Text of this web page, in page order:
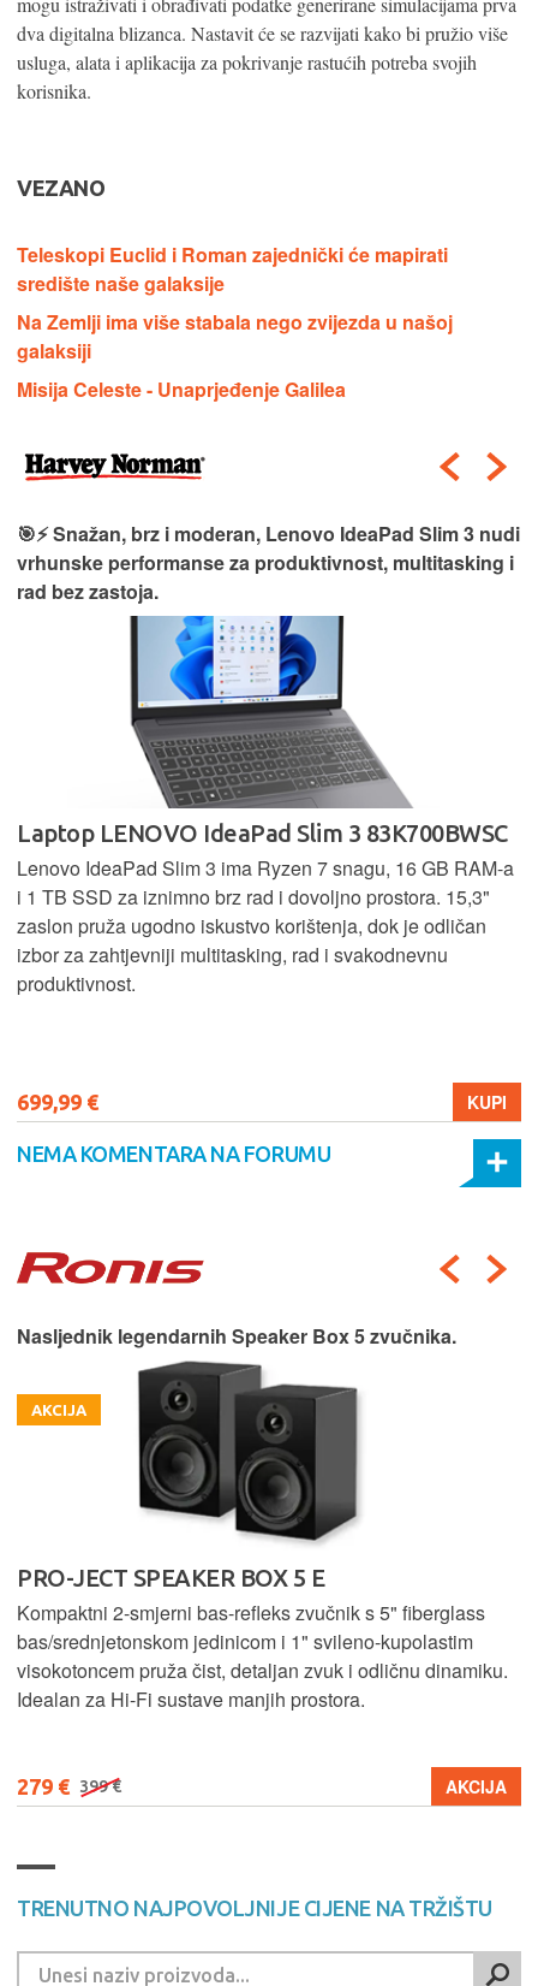
dva digitalna blizanca. Nastavit će se razvijati kako bi pružio više
usluga, alata i aplikacija za pokrivanje rastućih potreba svojih
korisnika.
VEZANO
Teleskopi Euclid i Roman zajednički će mapirati
središte naše galaksije
Na Zemlji ima više stabala nego zvijezda u našoj
galaksiji
Misija Celeste - Unaprjeđenje Galilea
🎯⚡ Snažan, brz i moderan, Lenovo IdeaPad Slim 3 nudi
vrhunske performanse za produktivnost, multitasking i
rad bez zastoja.
Laptop LENOVO IdeaPad Slim 3 83K700BWSC
Lenovo IdeaPad Slim 3 ima Ryzen 7 snagu, 16 GB RAM-a
i 1 TB SSD za iznimno brz rad i dovoljno prostora. 15,3"
zaslon pruža ugodno iskustvo korištenja, dok je odličan
izbor za zahtjevniji multitasking, rad i svakodnevnu
produktivnost.
699,99 € KUPI
NEMA KOMENTARA NA FORUMU
Nasljednik legendarnih Speaker Box 5 zvučnika.
AKCIJA
PRO-JECT SPEAKER BOX 5 E
Kompaktni 2-smjerni bas-refleks zvučnik s 5" fiberglass
bas/srednjetonskom jedinicom i 1" svileno-kupolastim
visokotoncem pruža čist, detaljan zvuk i odličnu dinamiku.
Idealan za Hi-Fi sustave manjih prostora.
279 € 399 € AKCIJA
TRENUTNO NAJPOVOLJNIJE CIJENE NA TRŽIŠTU